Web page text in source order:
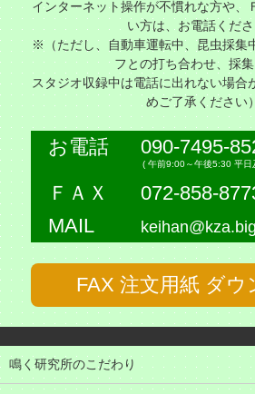
インターネット操作が不慣れな方や、
い方は、お電話くださ
※（ただし、自動車運転中、昆虫採集
フとの打ち合わせ、採集
スタジオ収録中は電話に出れない場合
めご了承ください）
お電話 090-7495-
( 午前9:00～午後5:30 平日
ＦＡＸ
072-858-
MAIL
FAX 注文用紙 ダウ
鳴く研究所のこだわり